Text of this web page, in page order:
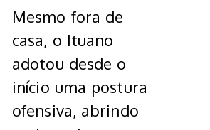
Mesmo fora de
casa, o Ituano
adotou desde o
início uma postura
ofensiva, abrindo